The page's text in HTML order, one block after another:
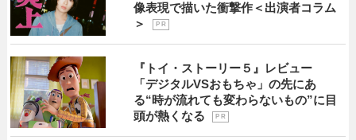
像表現で描いた衝撃作＜出演者コラム
＞
P R
『トイ・ストーリー５』レビュー
「デジタルVSおもちゃ」の先にあ
る“時が流れても変わらないもの”に目
頭が熱くなる
P R